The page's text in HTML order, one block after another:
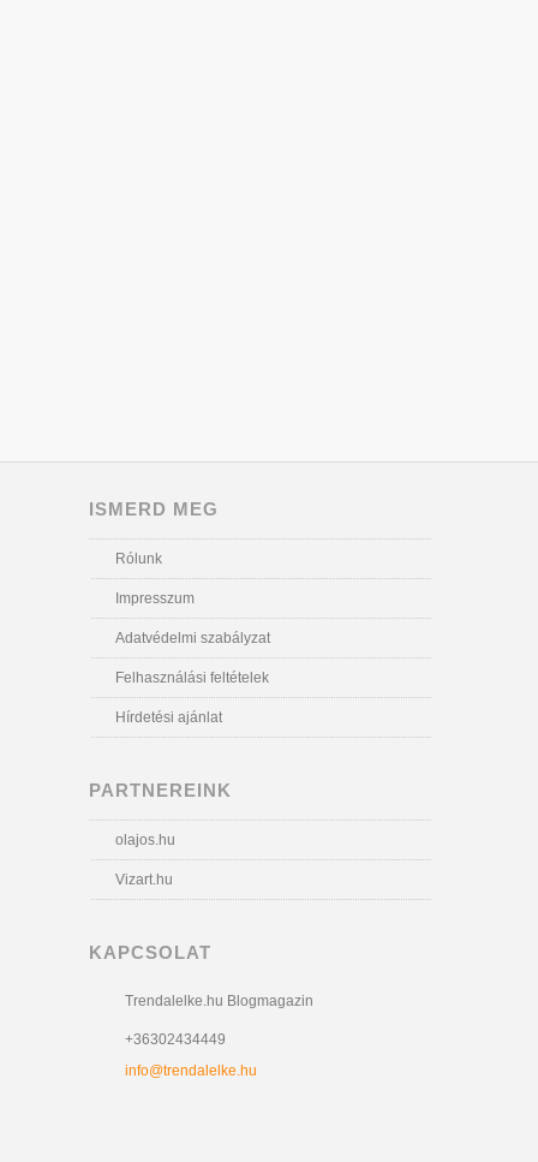
ISMERD MEG
Rólunk
Impresszum
Adatvédelmi szabályzat
Felhasználási feltételek
Hírdetési ajánlat
PARTNEREINK
olajos.hu
Vizart.hu
KAPCSOLAT
Trendalelke.hu Blogmagazin
+36302434449
info@trendalelke.hu